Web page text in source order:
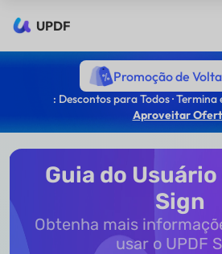
UPDF
Promoção de
: Descontos para Todos ·
Aproveitar
Guia do Usuário
Sign
Obtenha mais
usar o UPDF